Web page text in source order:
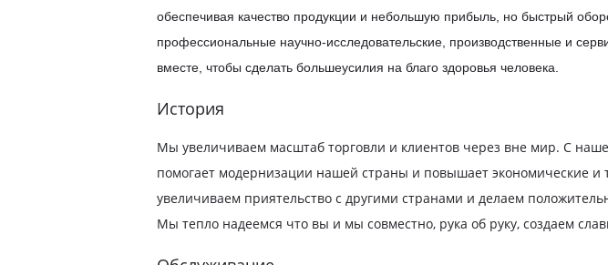
обеспечивая качество продукции и небольшую прибыль, но быстрый
профессиональные научно-исследовательские, производственные и
вместе, чтобы сделать большеусилия на благо здоровья человека.
История
Мы увеличиваем масштаб торговли и клиентов через вне мир. С
помогает модернизации нашей страны и повышает экономические
увеличиваем приятельство с другими странами и делаем
Мы тепло надеемся что вы и мы совместно, рука об руку, создаем